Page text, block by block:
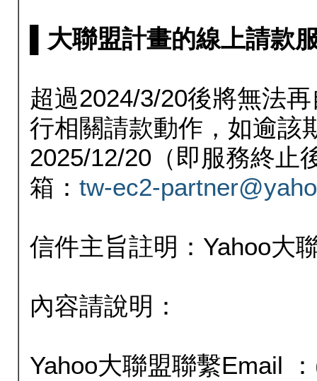
▌大聯盟計畫的線上請款
超過2024/3/20後將無法
行相關請款動作，如逾該
2025/12/20（即服務終止
箱： tw-ec2-
信件主旨註明：Yahoo大
內容請說明：
Yahoo大聯盟聯繫Email